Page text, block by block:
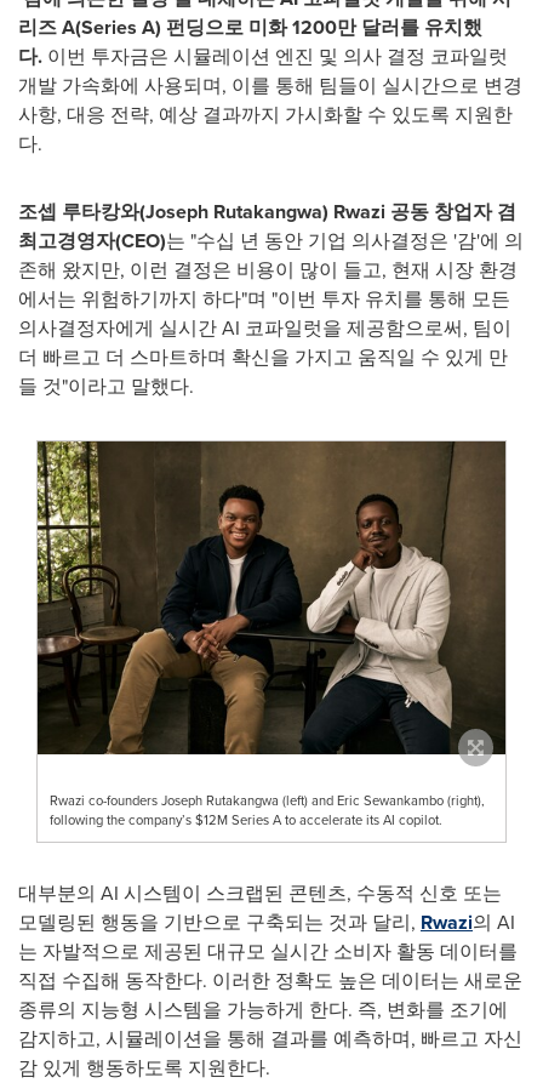
리즈 A(Series A) 펀딩으로 미화 1200만 달러를 유치했
다. 이번 투자금은 시뮬레이션 엔진 및 의사 결정 코파일럿
개발 가속화에 사용되며, 이를 통해 팀들이 실시간으로 변경
사항, 대응 전략, 예상 결과까지 가시화할 수 있도록 지원한
다.
조셉 루타캉와(Joseph Rutakangwa) Rwazi 공동 창업자 겸
최고경영자(CEO)는 "수십 년 동안 기업 의사결정은 '감'에 의
존해 왔지만, 이런 결정은 비용이 많이 들고, 현재 시장 환경
에서는 위험하기까지 하다"며 "이번 투자 유치를 통해 모든
의사결정자에게 실시간 AI 코파일럿을 제공함으로써, 팀이
더 빠르고 더 스마트하며 확신을 가지고 움직일 수 있게 만
들 것"이라고 말했다.
Rwazi co-founders Joseph Rutakangwa (left) and Eric Sewankambo (right),
following the company’s $12M Series A to accelerate its AI copilot.
대부분의 AI 시스템이 스크랩된 콘텐츠, 수동적 신호 또는
모델링된 행동을 기반으로 구축되는 것과 달리, Rwazi의 AI
는 자발적으로 제공된 대규모 실시간 소비자 활동 데이터를
직접 수집해 동작한다. 이러한 정확도 높은 데이터는 새로운
종류의 지능형 시스템을 가능하게 한다. 즉, 변화를 조기에
감지하고, 시뮬레이션을 통해 결과를 예측하며, 빠르고 자신
감 있게 행동하도록 지원한다.